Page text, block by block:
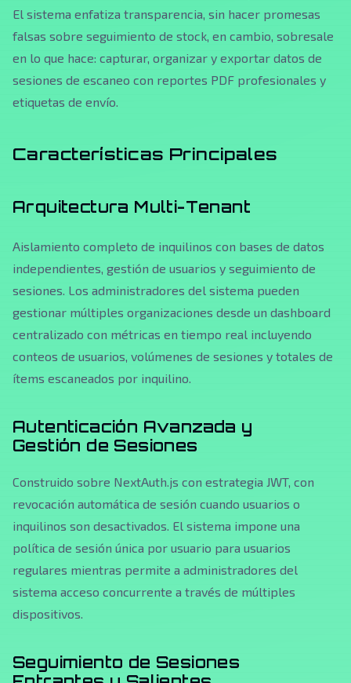
El sistema enfatiza transparencia, sin hacer promesas
falsas sobre seguimiento de stock, en cambio, sobresale
en lo que hace: capturar, organizar y exportar datos de
sesiones de escaneo con reportes PDF profesionales y
etiquetas de envío.
Características Principales
Arquitectura Multi-Tenant
Aislamiento completo de inquilinos con bases de datos
independientes, gestión de usuarios y seguimiento de
sesiones. Los administradores del sistema pueden
gestionar múltiples organizaciones desde un dashboard
centralizado con métricas en tiempo real incluyendo
conteos de usuarios, volúmenes de sesiones y totales de
ítems escaneados por inquilino.
Autenticación Avanzada y
Gestión de Sesiones
Construido sobre NextAuth.js con estrategia JWT, con
revocación automática de sesión cuando usuarios o
inquilinos son desactivados. El sistema impone una
política de sesión única por usuario para usuarios
regulares mientras permite a administradores del
sistema acceso concurrente a través de múltiples
dispositivos.
Seguimiento de Sesiones